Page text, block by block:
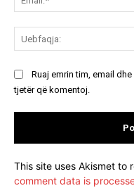
Ruaj emrin tim, email
tjetër që komentoj.
This site uses Akismet to
comment data is